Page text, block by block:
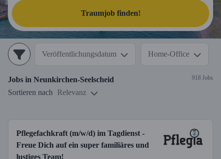
Traumjob finden!
Veröffentlichungsdatum Home-Office
Jobs in Neunkirchen-Seelscheid 918 Jobs
Sortieren nach Relevanz
Pflegefachkraft (m/w/d) im Tagdienst -
Freue Dich auf ein super familiäres und
lustiges Team!